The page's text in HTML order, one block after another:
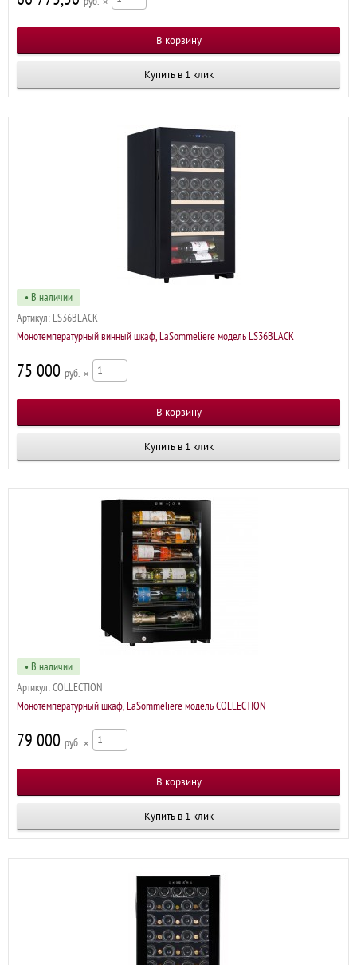
Купить в 1 клик
• В наличии
Артикул: LS36BLACK
Монотемпературный винный шкаф, LaSommeliere модель LS36BLACK
75 000 р ×
Купить в 1 клик
• В наличии
Артикул: COLLECTION
Монотемпературный шкаф, LaSommeliere модель COLLECTION
79 000 р ×
Купить в 1 клик